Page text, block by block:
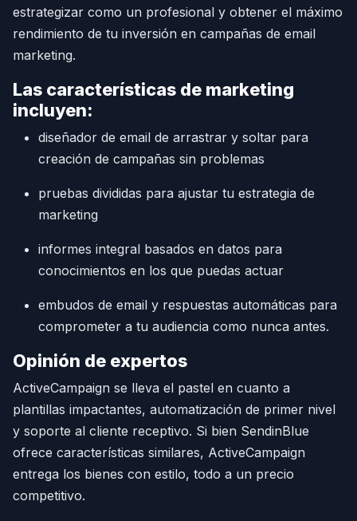
estrategizar como un profesional y obtener el máximo
rendimiento de tu inversión en campañas de email
marketing.
Las características de marketing
incluyen:
diseñador de email de arrastrar y soltar para
creación de campañas sin problemas
pruebas divididas para ajustar tu estrategia de
marketing
informes integral basados en datos para
conocimientos en los que puedas actuar
embudos de email y respuestas automáticas para
comprometer a tu audiencia como nunca antes.
Opinión de expertos
ActiveCampaign se lleva el pastel en cuanto a
plantillas impactantes, automatización de primer nivel
y soporte al cliente receptivo. Si bien SendinBlue
ofrece características similares, ActiveCampaign
entrega los bienes con estilo, todo a un precio
competitivo.